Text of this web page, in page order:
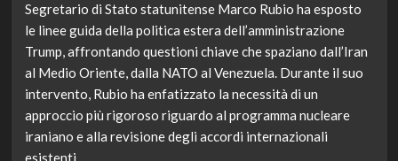
Segretario di Stato statunitense Marco Rubio ha esposto
le linee guida della politica estera dell’amministrazione
Trump, affrontando questioni chiave che spaziano dall’Iran
al Medio Oriente, dalla NATO al Venezuela. Durante il suo
intervento, Rubio ha enfatizzato la necessità di un
approccio più rigoroso riguardo al programma nucleare
iraniano e alla revisione degli accordi internazionali
esistenti.